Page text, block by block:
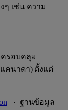
เช่น ความ
รอบคลุม
คนาดา) ตั้งแต่
· ฐานข้อมูล